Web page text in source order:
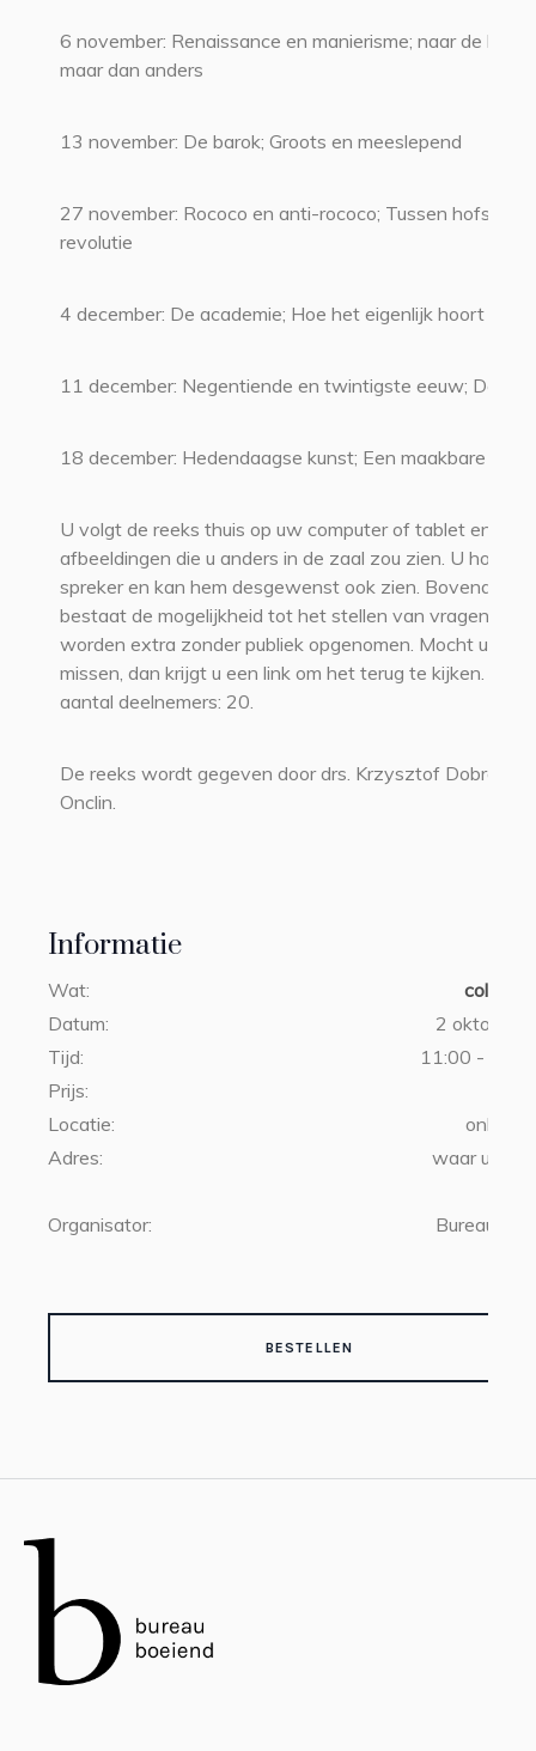
Informatie
Wat:
Datum:
2 oktober
Tijd:
11:00 -
Prijs:
Locatie:
online
Adres:
waar u ook
Organisator: Bureau
BESTELLEN
6 november: Renaissance en manierisme; naar de
maar dan anders
13 november: De barok; Groots en meeslepend
27 november: Rococo en anti-rococo; Tussen hofstijl en
revolutie
4 december: De academie; Hoe het eigenlijk hoort
11 december: Negentiende en twintigste eeuw; De
18 december: Hedendaagse kunst; Een maakbare
U volgt de reeks thuis op uw computer of tablet en ziet
afbeeldingen die u anders in de zaal zou zien. U hoort
spreker en kan hem desgewenst ook zien. Bovendien
bestaat de mogelijkheid tot het stellen van vragen. Alle
worden extra zonder publiek opgenomen. Mocht u een
missen, dan krijgt u een link om het terug te kijken.
aantal deelnemers: 20.
De reeks wordt gegeven door drs. Krzysztof
Onclin.